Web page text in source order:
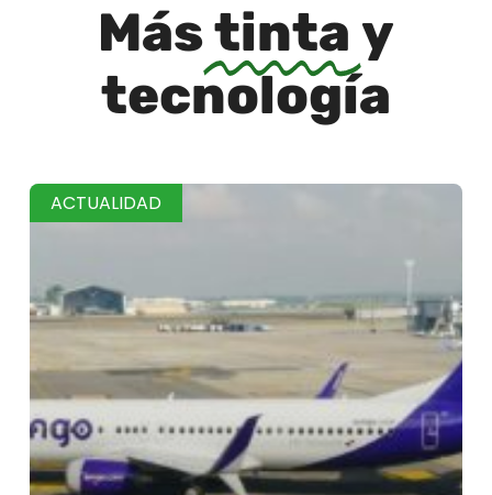
Mástinta y
tecnología
ACTUALIDAD